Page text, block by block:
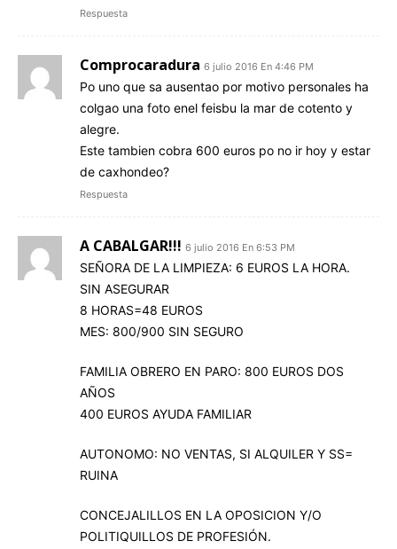
Respuesta
Comprocaradura 6 julio 2016 En 4:46 PM
Po uno que sa ausentao por motivo personales ha
colgao una foto enel feisbu la mar de cotento y
alegre.
Este tambien cobra 600 euros po no ir hoy y estar
de caxhondeo?
Respuesta
A CABALGAR!!! 6 julio 2016 En 6:53 PM
SEÑORA DE LA LIMPIEZA: 6 EUROS LA HORA.
SIN ASEGURAR
8 HORAS=48 EUROS
MES: 800/900 SIN SEGURO
FAMILIA OBRERO EN PARO: 800 EUROS DOS
AÑOS
400 EUROS AYUDA FAMILIAR
AUTONOMO: NO VENTAS, SI ALQUILER Y SS=
RUINA
CONCEJALILLOS EN LA OPOSICION Y/O
POLITIQUILLOS DE PROFESIÓN.